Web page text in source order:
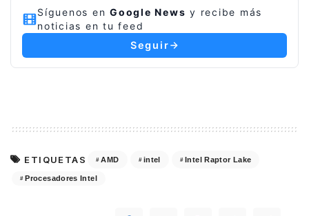
Síguenos en Google News y recibe más
noticias en tu feed
Seguir
ETIQUETAS AMD intel Intel Raptor Lake
Procesadores Intel